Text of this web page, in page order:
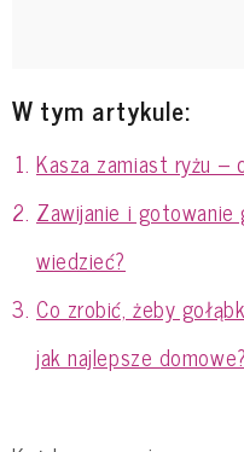
W tym artykule:
Kasza zamiast ryżu –
Zawijanie i gotowanie
wiedzieć?
Co zrobić, żeby
jak najlepsze domowe?